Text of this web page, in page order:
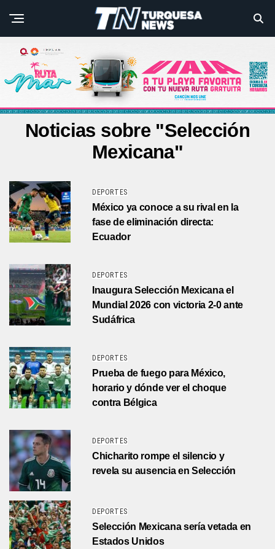
Noticias sobre "Selección
Mexicana"
DEPORTES
México ya conoce a su rival en la
fase de eliminación directa:
Ecuador
DEPORTES
Inaugura Selección Mexicana el
Mundial 2026 con victoria 2-0 ante
Sudáfrica
DEPORTES
Prueba de fuego para México,
horario y dónde ver el choque
contra Bélgica
DEPORTES
Chicharito rompe el silencio y
revela su ausencia en Selección
DEPORTES
Selección Mexicana sería vetada en
Estados Unidos